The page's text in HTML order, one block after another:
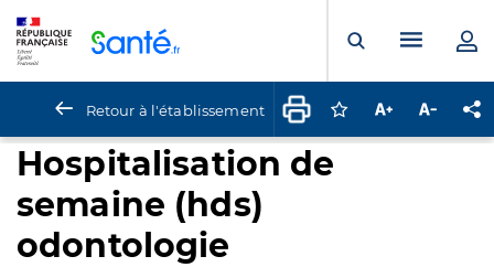
Ouvrir laMenu
Retour à l'établissement Connectez-vous
Augmenter la
Hospitalisation de
semaine (hds)
odontologie